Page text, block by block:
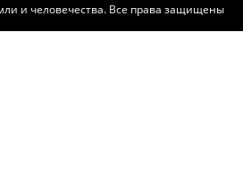
и человечества. Все права защищены